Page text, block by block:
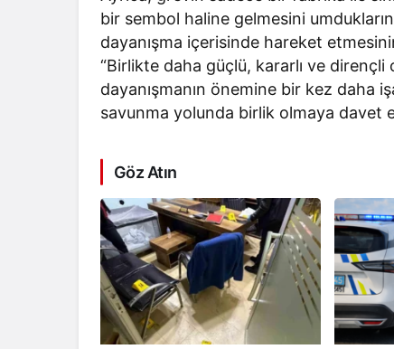
bir sembol haline gelmesini
dayanışma içerisinde hareket
“Birlikte daha güçlü, kararlı ve dirençli
dayanışmanın önemine bir kez daha
savunma yolunda birlik olmaya davet
Göz Atın